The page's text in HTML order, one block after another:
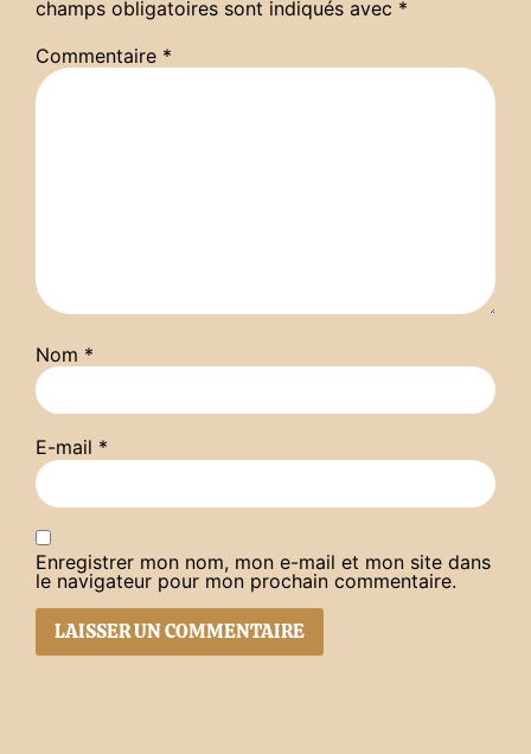
champs obligatoires sont indiqués avec *
Commentaire *
Nom *
E-mail *
Enregistrer mon nom, mon e-mail et mon site dans
le navigateur pour mon prochain commentaire.